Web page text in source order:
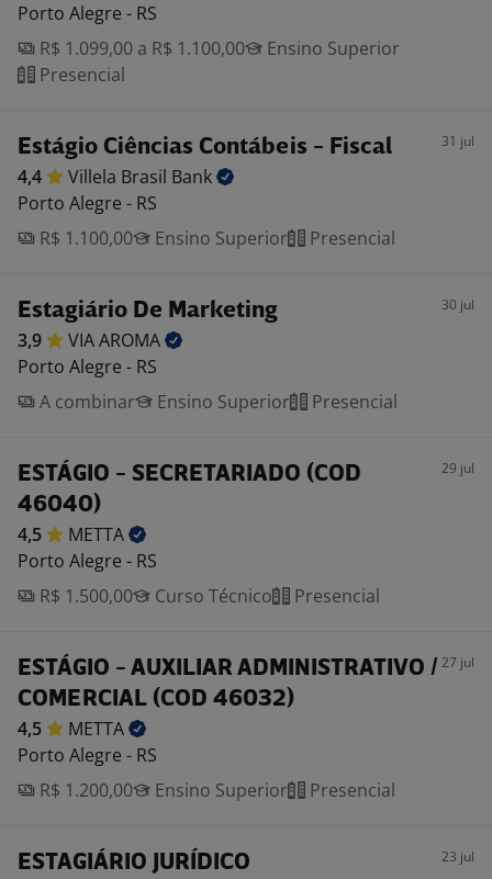
Porto Alegre - RS
R$ 1.099,00 a R$ 1.100,00
Ensino Superior
Presencial
Estágio Ciências Contábeis - Fiscal 31 jul
4,4 Villela Brasil Bank
Porto Alegre - RS
R$ 1.100,00
Ensino Superior Presencial
Estagiário De Marketing 30 jul
3,9 VIAAROMA
Porto Alegre - RS
A combinar
Ensino Superior Presencial
ESTÁGIO - SECRETARIADO (COD
46040)
29 jul
4,5
METTA
Porto Alegre - RS
R$ 1.500,00
Curso Técnico Presencial
ESTÁGIO - AUXILIAR ADMINISTRATIVO /
COMERCIAL (COD 46032)
27 jul
4,5
METTA
Porto Alegre - RS
R$ 1.200,00
Ensino Superior Presencial
ESTAGIÁRIO JURÍDICO 23 jul